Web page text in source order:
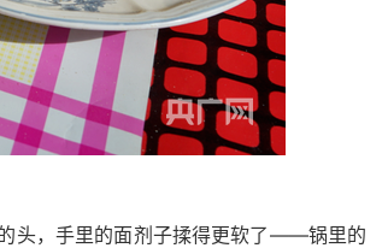
头，手里的面剂子揉得更软了——锅里的